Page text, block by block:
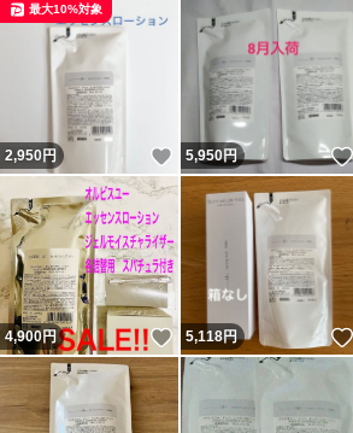
2,950円 いいね！
最大10%対象
5,950円
4,900円 いいね！
5,118円